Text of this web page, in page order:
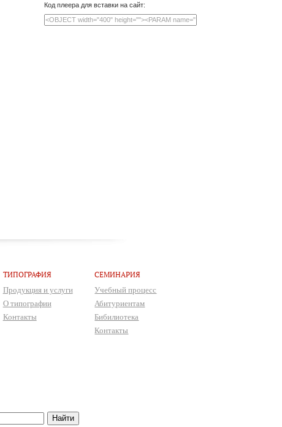
Код плеера для вставки на сайт:
ТИПОГРАФИЯ
Продукция и услуги
О типографии
Контакты
СЕМИНАРИЯ
Учебный процесс
Абитуриентам
Бибилиотека
Контакты
Найти